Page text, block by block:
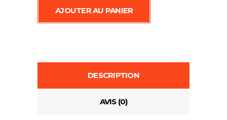
AJOUTER AU PANIER
DESCRIPTION
AVIS (0)